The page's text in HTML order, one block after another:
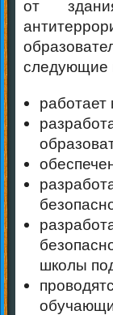
от
следующие
работает
школы